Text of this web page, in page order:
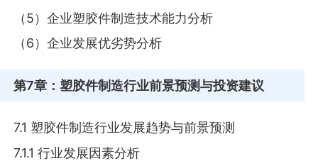
（5）企业塑胶件制造技术能力分析
（6）企业发展优劣势分析
第7章 ：塑胶件制造行业前景预测与投资建议
7.1 塑胶件制造行业发展趋势与前景预测
7.1.1 行业发展因素分析